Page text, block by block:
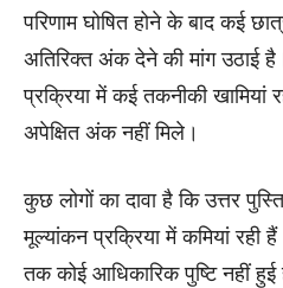
परिणाम घोषित होने के बाद कई
अतिरिक्त अंक देने की मांग उठाई
प्रक्रिया में कई तकनीकी खामियां
अपेक्षित अंक नहीं मिले।
कुछ लोगों का दावा है कि उत्तर
मूल्यांकन प्रक्रिया में कमियां रही
तक कोई आधिकारिक पुष्टि नहीं हुई